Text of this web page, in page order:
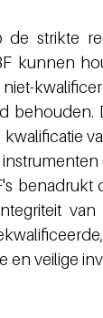
de strikte
kunnen
en veilige